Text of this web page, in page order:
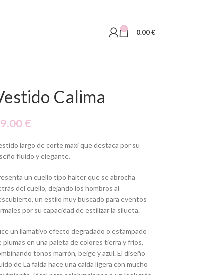
0 0.00€
Calima
€
largo de corte maxique destaca por su
fluido y elegante.
un cuello tipo halter que se abrocha
del cuello, dejando los hombros al
un estilo muy buscado para eventos
por su capacidad de estilizar la silueta.
un llamativo efecto degradado o estampado
plumas en una paleta de colores tierra y fríos,
tonos marrón, beige y azul.El diseño
de La falda hace una caída ligera con mucho